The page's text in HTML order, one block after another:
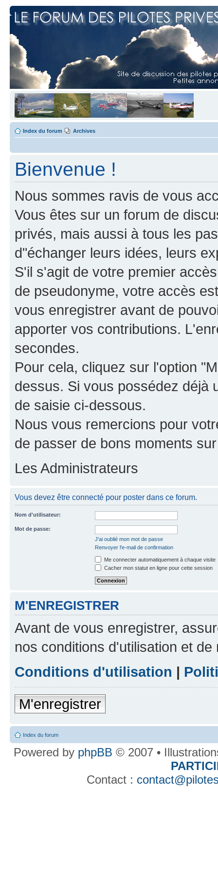
Index du forum Archives
Bienvenue !
Nous sommes ravis de vous
Vous êtes sur un forum de
privés, mais aussi à tous les
d"échanger leurs idées, leurs
S'il s'agit de votre premier
de pseudonyme, votre accès
vous enregistrer avant de
apporter vos contributions.
secondes.
Pour cela, cliquez sur l'option
dessus. Si vous possédez déjà
de saisie ci-dessous.
Nous vous remercions pour
de passer de bons moments
Les Administrateurs
Vous devez être connecté pour poster dans ce forum.
Nom d'utilisateur:
Mot de passe:
J'ai oublié mon mot de passe
Renvoyer l'e-mail de confirmation
Me connecter automatiquement à chaque visite
Cacher mon statut en ligne pour cette session
M'ENREGISTRER
Avant de vous enregistrer,
nos conditions d'utilisation et
Conditions d'utilisation |
M'enregistrer
Index du forum
Powered by phpBB © 2007 •
Contact :